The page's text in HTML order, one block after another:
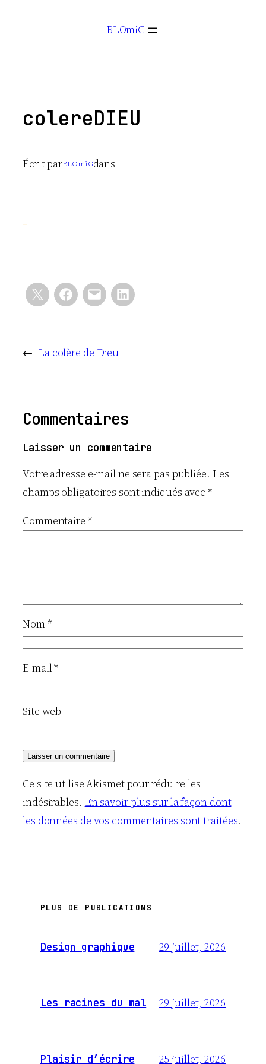
BLOmiG
colereDIEU
Écrit parBLOmiGdans
← La colère de Dieu
Commentaires
Laisser un commentaire
Votre adresse e-mail ne sera pas publiée. Les
champs obligatoires sont indiqués avec*
Commentaire *
Nom*
E-mail*
Site web
Ce site utilise Akismet pour réduire les
indésirables. En savoir plus sur la façon dont
les données de vos commentaires sont traitées.
PLUS DE PUBLICATIONS
Design graphique 29 juillet, 2026
Les racines du mal 29 juillet, 2026
Plaisir d’écrire 25 juillet, 2026